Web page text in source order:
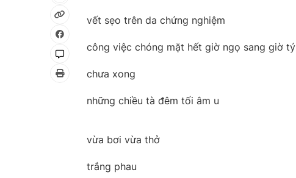
vết sẹo trên da chứng nghiệm
công việc chóng mặt hết giờ ngọ sang giờ tý
chưa xong
những chiều tà đêm tối âm u
vừa bơi vừa thở
trắng phau